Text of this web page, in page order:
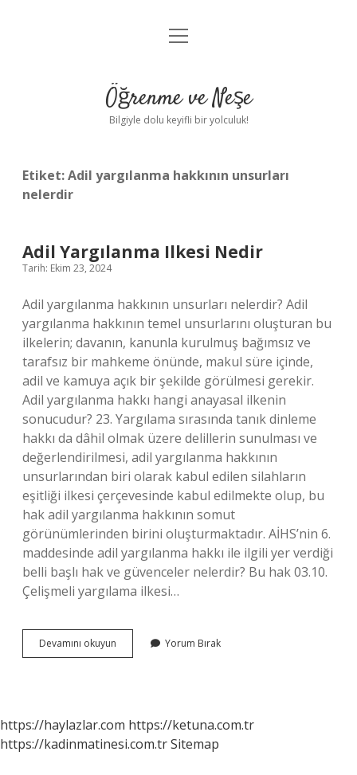
Anasayfa
Yasal Uyarı
menüyü
Öğrenme ve Neşe
Bilgiyle dolu keyifli bir yolculuk!
Etiket:Adil yargılanma hakkının unsurları
nelerdir
Adil Yargılanma Ilkesi Nedir
Tarih: Ekim 23, 2024
Adil yargılanma hakkının unsurları nelerdir? Adil
yargılanma hakkının temel unsurlarını oluşturan bu
ilkelerin; davanın, kanunla kurulmuş bağımsız ve
tarafsız bir mahkeme önünde, makul süre içinde,
adil ve kamuya açık bir şekilde görülmesi gerekir.
Adil yargılanma hakkı hangi anayasal ilkenin
sonucudur? 23. Yargılama sırasında tanık dinleme
hakkı da dâhil olmak üzere delillerin sunulması ve
değerlendirilmesi, adil yargılanma hakkının
unsurlarından biri olarak kabul edilen silahların
eşitliği ilkesi çerçevesinde kabul edilmekte olup, bu
hak adil yargılanma hakkının somut
görünümlerinden birini oluşturmaktadır. AİHS’nin 6.
maddesinde adil yargılanma hakkı ile ilgili yer verdiği
belli başlı hak ve güvenceler nelerdir? Bu hak 03.10.
Çelişmeli yargılama ilkesi…
Devamını okuyun
Yargılanma
Yorum Bırak
https://haylazlar.com https://ketuna.com.tr
https://kadinmatinesi.com.trSitemap